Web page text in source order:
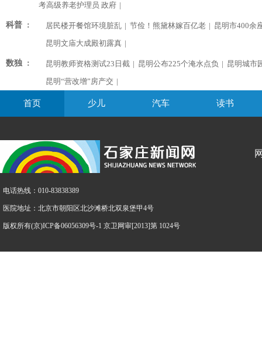
考高级养老护理员 政府 |
科普 : 居民楼开餐馆环境脏乱 | 节俭！熊黛林嫁百亿老 | 昆明市400余
昆明文庙大成殿初露真 |
数独 : 昆明教师资格测试23日截 | 昆明公布225个淹水点负 | 昆明城市
昆明“营改增”房产交 |
首页 少儿 汽车 读书
电话热线：010-83838389
医院地址：北京市朝阳区北沙滩桥北双泉堡甲4号
版权所有(京)ICP备06056309号-1 京卫网审[2013]第 1024号